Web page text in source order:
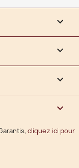



keyboard_arrow_down
cliquez ici pour